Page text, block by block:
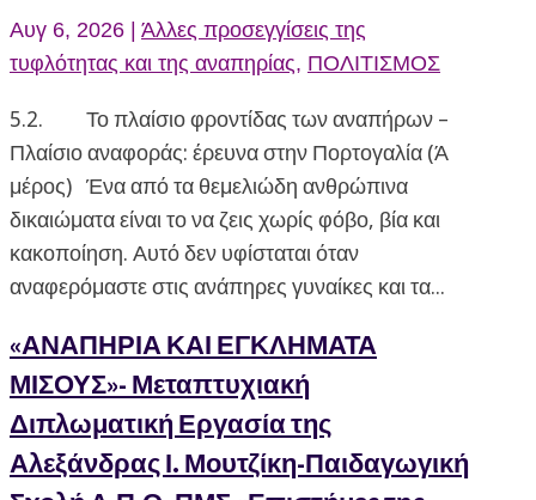
Αυγ 6, 2026
Άλλες προσεγγίσεις της
τυφλότητας και της αναπηρίας, ΠΟΛΙΤΙΣΜΟΣ
5.2. Το πλαίσιο φροντίδας των αναπήρων –
Πλαίσιο αναφοράς: έρευνα στην Πορτογαλία (Ά
μέρος) Ένα από τα θεμελιώδη ανθρώπινα
δικαιώματα είναι το να ζεις χωρίς φόβο, βία και
κακοποίηση. Αυτό δεν υφίσταται όταν
αναφερόμαστε στις ανάπηρες γυναίκες και τα...
«ΑΝΑΠΗΡΙΑ ΚΑΙ ΕΓΚΛΗΜΑΤΑ
ΜΙΣΟΥΣ»- Μεταπτυχιακή
Διπλωματική Εργασία της
Αλεξάνδρας Ι. Μουτζίκη-Παιδαγωγική